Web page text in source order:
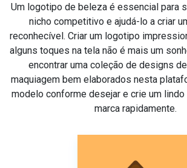
Um logotipo de beleza é essencial para
nicho competitivo e ajudá-lo a criar
reconhecível. Criar um logotipo
alguns toques na tela não é mais um
encontrar uma coleção de designs
maquiagem bem elaborados nesta
modelo conforme desejar e crie um
marca rapidamente.